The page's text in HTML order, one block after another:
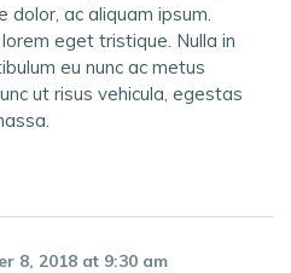
dolor, ac aliquam ipsum.
eget tristique. Nulla in
eu nunc ac metus
ut risus vehicula, egestas
8, 2018 at 9:30 am